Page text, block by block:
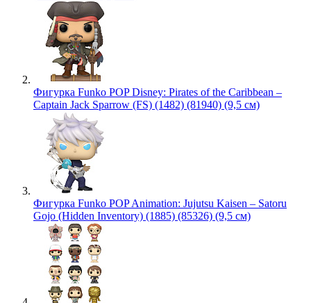
Фигурка Funko POP Disney: Pirates of the Caribbean –
Captain Jack Sparrow (FS) (1482) (81940) (9,5 см)
Фигурка Funko POP Animation: Jujutsu Kaisen – Satoru
Gojo (Hidden Inventory) (1885) (85326) (9,5 см)